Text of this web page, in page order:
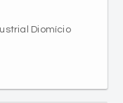
Diomício